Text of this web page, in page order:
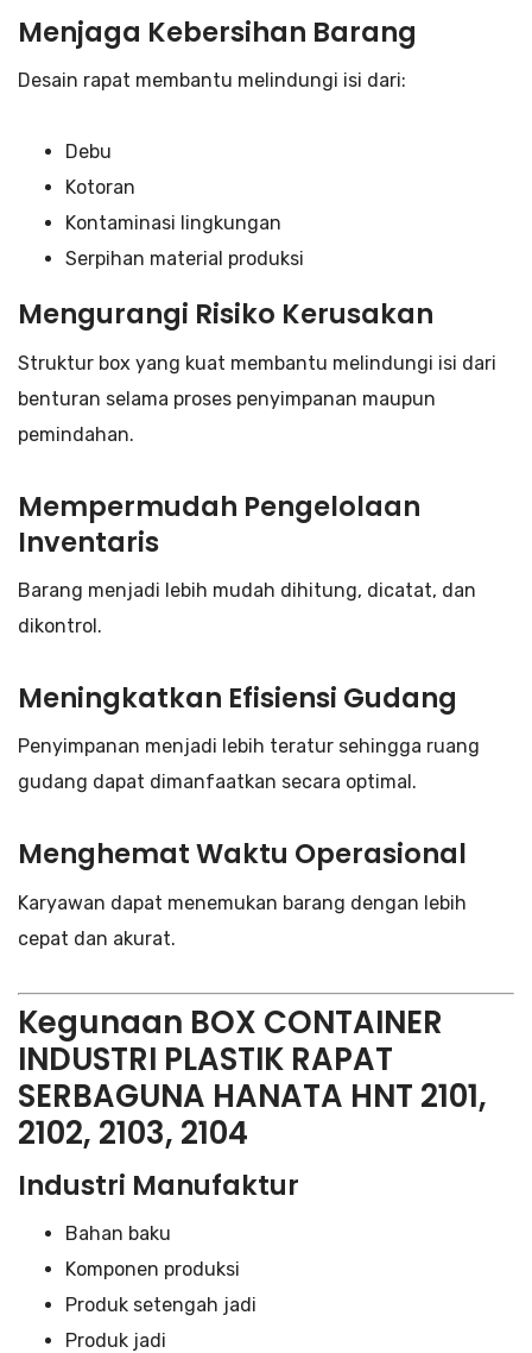
Menjaga Kebersihan Barang
Desain rapat membantu melindungi isi dari:
Debu
Kotoran
Kontaminasi lingkungan
Serpihan material produksi
Mengurangi Risiko Kerusakan
Struktur box yang kuat membantu melindungi isi dari
benturan selama proses penyimpanan maupun
pemindahan.
Mempermudah Pengelolaan
Inventaris
Barang menjadi lebih mudah dihitung, dicatat, dan
dikontrol.
Meningkatkan Efisiensi Gudang
Penyimpanan menjadi lebih teratur sehingga ruang
gudang dapat dimanfaatkan secara optimal.
Menghemat Waktu Operasional
Karyawan dapat menemukan barang dengan lebih
cepat dan akurat.
Kegunaan BOX CONTAINER
INDUSTRI PLASTIK RAPAT
SERBAGUNA HANATA HNT 2101,
2102, 2103, 2104
Industri Manufaktur
Bahan baku
Komponen produksi
Produk setengah jadi
Produk jadi